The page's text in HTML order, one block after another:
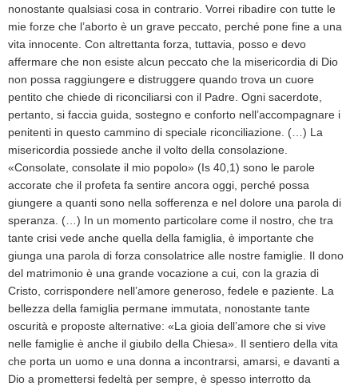
nonostante qualsiasi cosa in contrario. Vorrei ribadire con tutte le
mie forze che l’aborto è un grave peccato, perché pone fine a una
vita innocente. Con altrettanta forza, tuttavia, posso e devo
affermare che non esiste alcun peccato che la misericordia di Dio
non possa raggiungere e distruggere quando trova un cuore
pentito che chiede di riconciliarsi con il Padre. Ogni sacerdote,
pertanto, si faccia guida, sostegno e conforto nell’accompagnare i
penitenti in questo cammino di speciale riconciliazione. (…) La
misericordia possiede anche il volto della consolazione.
«Consolate, consolate il mio popolo» (Is 40,1) sono le parole
accorate che il profeta fa sentire ancora oggi, perché possa
giungere a quanti sono nella sofferenza e nel dolore una parola di
speranza. (…) In un momento particolare come il nostro, che tra
tante crisi vede anche quella della famiglia, è importante che
giunga una parola di forza consolatrice alle nostre famiglie. Il dono
del matrimonio è una grande vocazione a cui, con la grazia di
Cristo, corrispondere nell’amore generoso, fedele e paziente. La
bellezza della famiglia permane immutata, nonostante tante
oscurità e proposte alternative: «La gioia dell’amore che si vive
nelle famiglie è anche il giubilo della Chiesa». Il sentiero della vita
che porta un uomo e una donna a incontrarsi, amarsi, e davanti a
Dio a promettersi fedeltà per sempre, è spesso interrotto da